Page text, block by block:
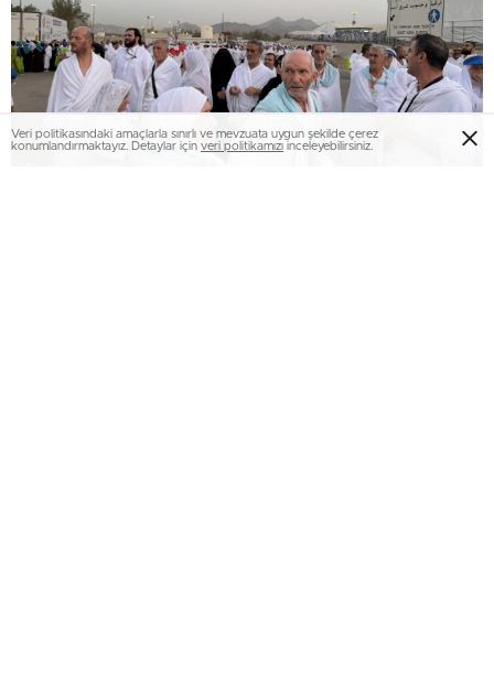
Veri politikasındaki amaçlarla sınırlı ve mevzuata uygun şekilde çerez
konumlandırmaktayız. Detaylar için veri politikamızı inceleyebilirsiniz.